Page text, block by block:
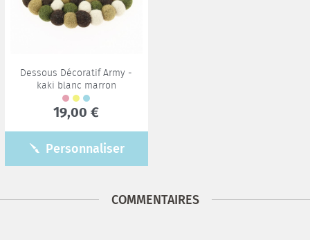
Dessous Décoratif Army -
kaki blanc marron
19,00 €
Personnaliser
COMMENTAIRES